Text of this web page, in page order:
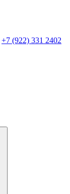
+7 (922) 331 2402